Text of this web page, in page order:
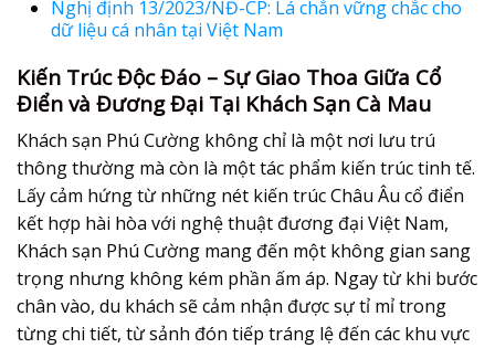
Nghị định 13/2023/NĐ-CP: Lá chắn vững chắc cho
dữ liệu cá nhân tại Việt Nam
Kiến Trúc Độc Đáo – Sự Giao Thoa Giữa Cổ
Điển và Đương Đại Tại Khách Sạn Cà Mau
Khách sạn Phú Cường không chỉ là một nơi lưu trú
thông thường mà còn là một tác phẩm kiến trúc tinh tế.
Lấy cảm hứng từ những nét kiến trúc Châu Âu cổ điển
kết hợp hài hòa với nghệ thuật đương đại Việt Nam,
Khách sạn Phú Cường mang đến một không gian sang
trọng nhưng không kém phần ấm áp. Ngay từ khi bước
chân vào, du khách sẽ cảm nhận được sự tỉ mỉ trong
từng chi tiết, từ sảnh đón tiếp tráng lệ đến các khu vực